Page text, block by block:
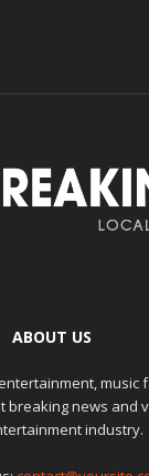
ABOUT US
music
breaking news and
industry.